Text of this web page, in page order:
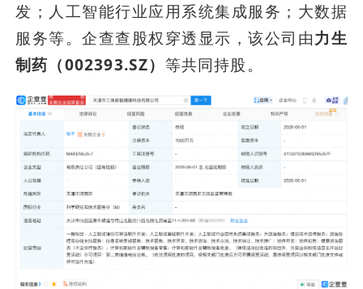
发；人工智能行业应用系统集成服务；大数据
服务等。企查查股权穿透显示，该公司由力生
制药（002393.SZ） 等共同持股。